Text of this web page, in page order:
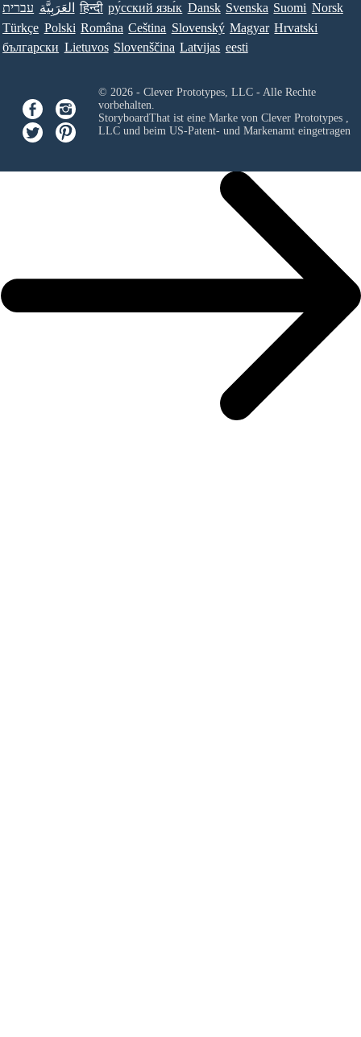
עברית العَرَبِيَّة हिन्दी ру́сский язы́к Dansk Svenska Suomi Norsk
Türkçe Polski Româna Ceština Slovenský Magyar Hrvatski
български Lietuvos Slovenščina Latvijas eesti
© 2026 - Clever Prototypes, LLC - Alle Rechte
vorbehalten.
StoryboardThat ist eine Marke von Clever Prototypes ,
LLCund beim US-Patent- und Markenamt eingetragen